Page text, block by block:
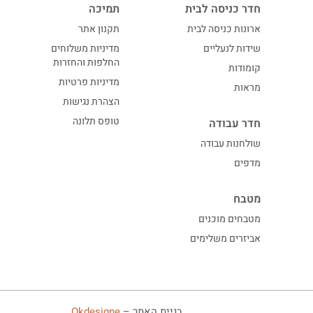
חדר כניסה לבית
ארונות כניסה לבית
שידות לנעליים
קומודות
מראות
חדר עבודה
שולחנות עבודה
מדפים
מטבח
מטבחים מוכנים
אביזרים משלימים
תמיכה
תקנון אתר
מדיניות משלוחים
החלפות והחזרות
מדיניות פרטיות
הצהרת נגישות
טופס תלונה